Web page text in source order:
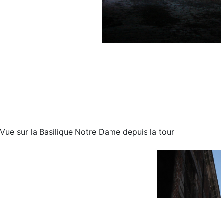
Vue sur la Basilique Notre Dame depuis la tour